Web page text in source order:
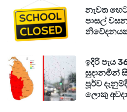
එයින් මගේ ලමයව මම
විදියට ,ඔය මඩ ප්‍රහාර මගේ
රස්සාවටවත් බලපාන්න
මේ සමගම ඇති වීඩියෝ එක
අවබෝධයක් ඇති වේවා කියා
ඒ වගේම සමන්තට
නැවත
පාසල්
ඉදිරි පැය
සුදානමින්
පූර්ව
ලොකු